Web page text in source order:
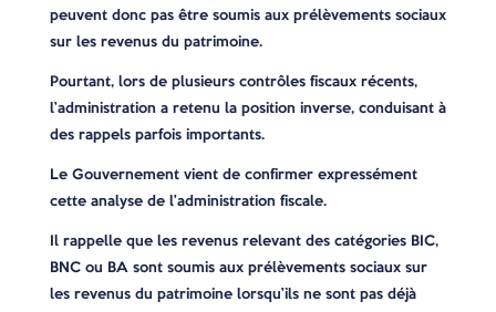
peuvent donc pas être soumis aux prélèvements sociaux
sur les revenus du patrimoine.
Pourtant, lors de plusieurs contrôles fiscaux récents,
l’administration a retenu la position inverse, conduisant à
des rappels parfois importants.
Le Gouvernement vient de confirmer expressément
cette analyse de l’administration fiscale.
Il rappelle que les revenus relevant des catégories BIC,
BNC ou BA sont soumis aux prélèvements sociaux sur
les revenus du patrimoine lorsqu’ils ne sont pas déjà